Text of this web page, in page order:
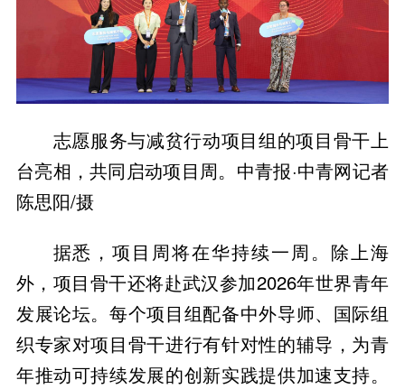
志愿服务与减贫行动项目组的项目骨干上
台亮相，共同启动项目周。中青报·中青网记者
陈思阳/摄
据悉，项目周将在华持续一周。除上海
外，项目骨干还将赴武汉参加2026年世界青年
发展论坛。每个项目组配备中外导师、国际组
织专家对项目骨干进行有针对性的辅导，为青
年推动可持续发展的创新实践提供加速支持。